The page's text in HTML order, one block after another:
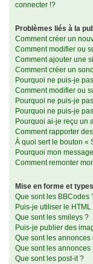
connecter !?
Problèmes liés à la
Comment créer un
Comment modifier ou
Comment ajouter une
Comment créer un
Pourquoi ne puis-je
Comment modifier ou
Pourquoi ne puis-je
Pourquoi ne puis-je
Pourquoi ai-je reçu un
Comment rapporter
À quoi sert le bouton «
Pourquoi mon
Comment remonter
Mise en forme et
Que sont les BBCodes
Puis-je utiliser le HTML
Que sont les smileys ?
Puis-je publier des
Que sont les annonces
Que sont les annonces
Que sont les post-it ?